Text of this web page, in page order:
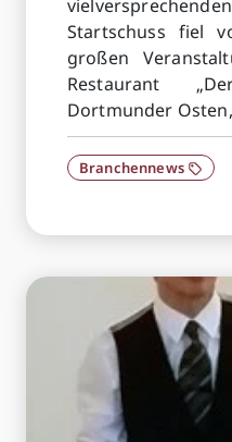
Startschuss fiel
großen
Restaurant
Dortmunder
Branchennews